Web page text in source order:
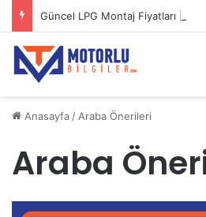
Güncel LPG Montaj Fiyatları | LPG
Anasayfa / Araba Önerileri
Araba